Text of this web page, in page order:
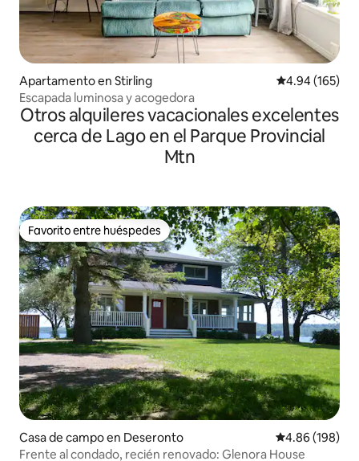
Apartamento en Stirling Calificación
4.94 (165)
Escapada luminosa y acogedora
Otros alquileres vacacionales excelentes
cerca de Lago en el Parque Provincial
Mtn
Favorito entre huéspedes
Favorito entre huéspedes
Casa de campo en Deseronto Calificación
4.86 (198)
Frente al condado, recién renovado: Glenora House